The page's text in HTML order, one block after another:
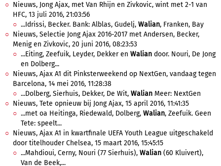
Nieuws, Jong Ajax, met Van Rhijn en Zivkovic, wint met 2-1 van
HFC, 13 juli 2016, 21:03:56
...Idrissi, Becker. Bank: Alblas, Gudelj, Walian, Franken, Bay
Nieuws, Selectie Jong Ajax 2016-2017 met Andersen, Becker,
Menig en Zivkovic, 20 juni 2016, 08:23:53
...Eiting, Zeefuik, Leyder, Dekker en Walian door. Nouri, De Jong
en Dolberg...
Nieuws, Ajax A1 dit Pinksterweekend op NextGen, vandaag tegen
Barcelona, 14 mei 2016, 11:28:38
...Dolberg, Sierhuis, Dekker, De Wit, Walian Meer: NextGen
Nieuws, Tete opnieuw bij Jong Ajax, 15 april 2016, 11:41:35
...met oa Heitinga, Riedewald, Dolberg, Walian, Zeefuik. Geen
Tete: speelt...
Nieuws, Ajax A1 in kwartfinale UEFA Youth League uitgeschakeld
door titelhouder Chelsea, 15 maart 2016, 15:45:15
...Mahdioui, Cerny, Nouri (77 Sierhuis), Walian (60 Kluivert),
Van de Beek,...